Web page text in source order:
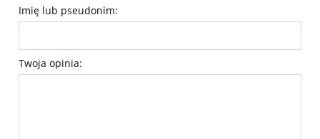
Imię lub pseudonim:
Twoja opinia: